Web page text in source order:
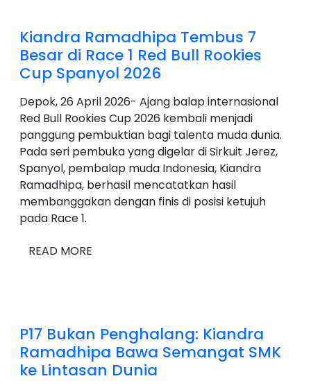
Kiandra Ramadhipa Tembus 7
Besar di Race 1 Red Bull Rookies
Cup Spanyol 2026
Depok, 26 April 2026- Ajang balap internasional
Red Bull Rookies Cup 2026 kembali menjadi
panggung pembuktian bagi talenta muda dunia.
Pada seri pembuka yang digelar di Sirkuit Jerez,
Spanyol, pembalap muda Indonesia, Kiandra
Ramadhipa, berhasil mencatatkan hasil
membanggakan dengan finis di posisi ketujuh
pada Race 1.
READ MORE
P17 Bukan Penghalang: Kiandra
Ramadhipa Bawa Semangat SMK
ke Lintasan Dunia